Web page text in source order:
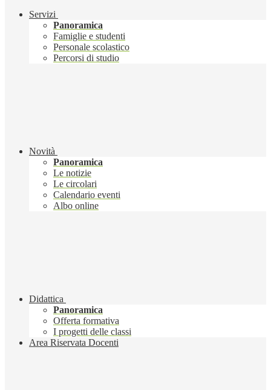
Servizi
Panoramica
Famiglie e studenti
Personale scolastico
Percorsi di studio
Novità
Panoramica
Le notizie
Le circolari
Calendario eventi
Albo online
Didattica
Panoramica
Offerta formativa
I progetti delle classi
Area Riservata Docenti